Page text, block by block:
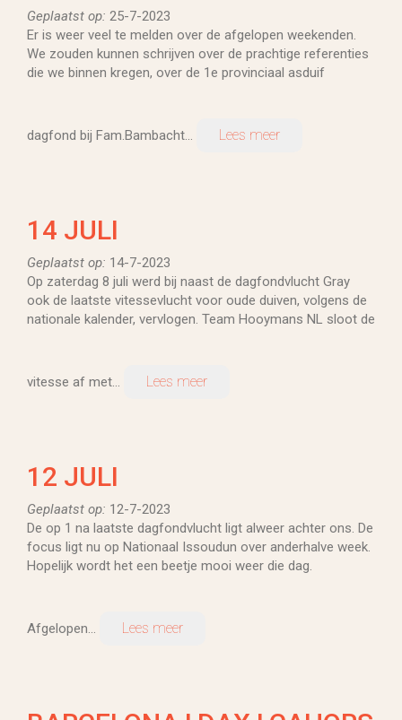
Geplaatst op: 25-7-2023
Er is weer veel te melden over de afgelopen weekenden.
We zouden kunnen schrijven over de prachtige referenties
die we binnen kregen, over de 1e provinciaal asduif
dagfond bij Fam.Bambacht... Lees meer
14 JULI
Geplaatst op: 14-7-2023
Op zaterdag 8 juli werd bij naast de dagfondvlucht Gray
ook de laatste vitessevlucht voor oude duiven, volgens de
nationale kalender, vervlogen. Team Hooymans NL sloot de
vitesse af met... Lees meer
12 JULI
Geplaatst op: 12-7-2023
De op 1 na laatste dagfondvlucht ligt alweer achter ons. De
focus ligt nu op Nationaal Issoudun over anderhalve week.
Hopelijk wordt het een beetje mooi weer die dag.
Afgelopen... Lees meer